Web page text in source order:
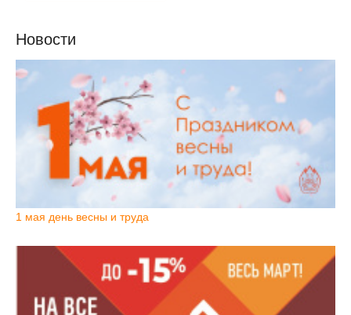
Новости
1 мая день весны и труда